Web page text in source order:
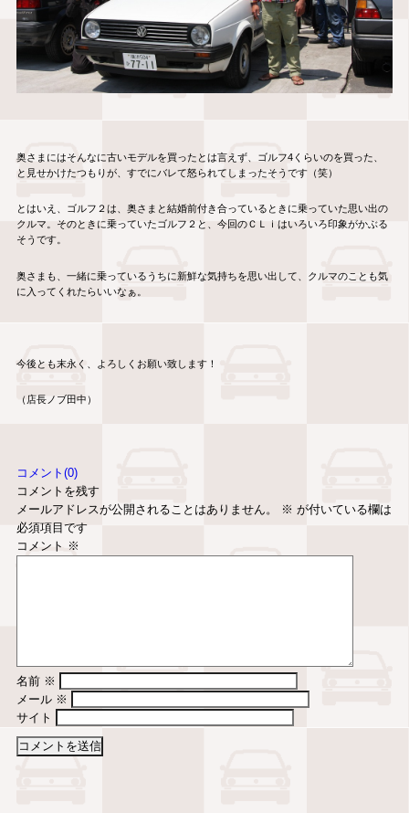
奥さまにはそんなに古いモデルを買ったとは言えず、ゴルフ4くらいのを買った、
と見せかけたつもりが、すでにバレて怒られてしまったそうです（笑）
とはいえ、ゴルフ２は、奥さまと結婚前付き合っているときに乗っていた思い出の
クルマ。そのときに乗っていたゴルフ２と、今回のＣＬｉはいろいろ印象がかぶる
そうです。
奥さまも、一緒に乗っているうちに新鮮な気持ちを思い出して、クルマのことも気
に入ってくれたらいいなぁ。
今後とも末永く、よろしくお願い致します！
（店長ノブ田中）
コメント(0)
コメントを残す
メールアドレスが公開されることはありません。
※ が付いている欄は
必須項目です
コメント ※
名前 ※
メール ※
サイト